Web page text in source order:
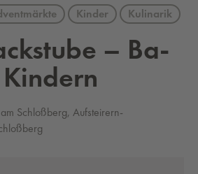
Kinder Kulinarik
– Ba­
Schloßberg, Aufsteirern-